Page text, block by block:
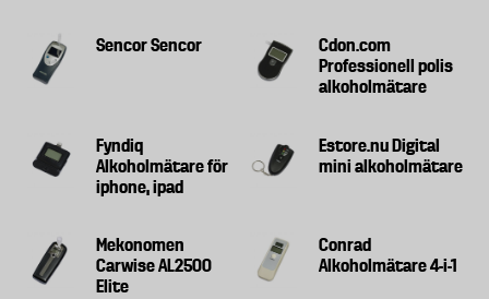
Sencor Sencor
Cdon.com
Professionell polis
alkoholmätare
Fyndiq
Alkoholmätare för
iphone, ipad
Estore.nu Digital
mini alkoholmätare
Mekonomen
Carwise AL2500
Elite
Conrad
Alkoholmätare 4-i-1